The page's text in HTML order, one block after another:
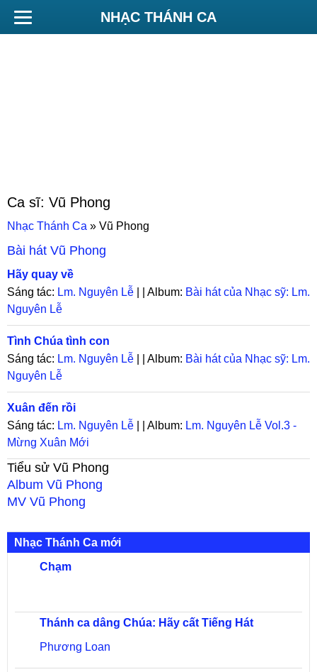
NHẠC THÁNH CA
Ca sĩ: Vũ Phong
Nhạc Thánh Ca » Vũ Phong
Bài hát Vũ Phong
Hãy quay về
Sáng tác: Lm. Nguyên Lễ | | Album: Bài hát của Nhạc sỹ: Lm.
Nguyên Lễ
Tình Chúa tình con
Sáng tác: Lm. Nguyên Lễ | | Album: Bài hát của Nhạc sỹ: Lm.
Nguyên Lễ
Xuân đến rồi
Sáng tác: Lm. Nguyên Lễ | | Album: Lm. Nguyên Lễ Vol.3 -
Mừng Xuân Mới
Tiểu sử Vũ Phong
Album Vũ Phong
MV Vũ Phong
Nhạc Thánh Ca mới
Chạm
Thánh ca dâng Chúa: Hãy cất Tiếng Hát
Phương Loan